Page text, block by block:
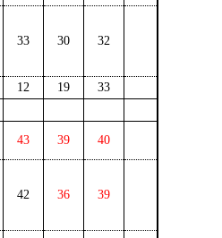
33 30 32
12 19
33
43 39 40
42 36 39